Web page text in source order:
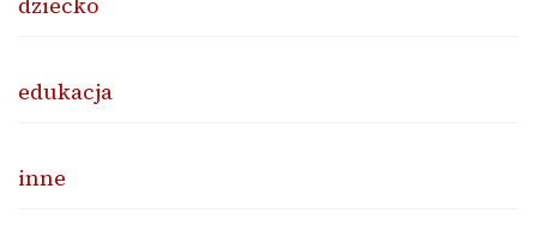
edukacja
inne